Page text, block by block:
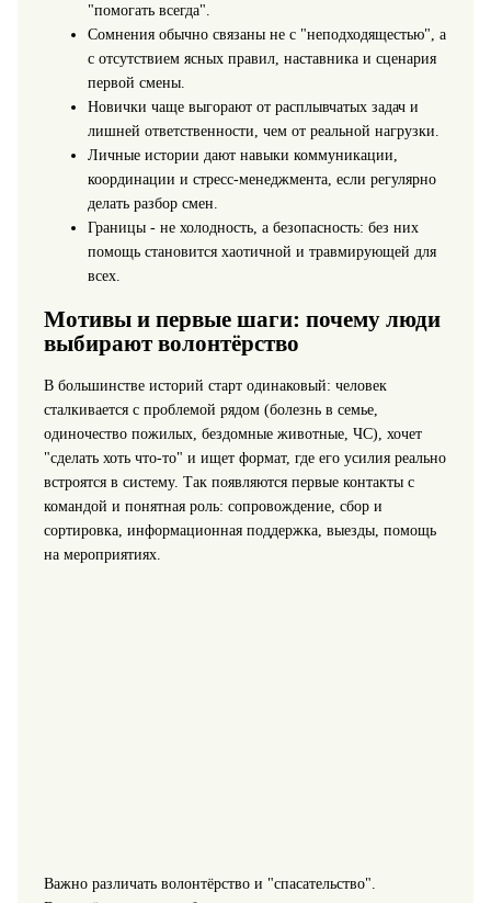
"помогать всегда".
Сомнения обычно связаны не с "неподходящестью", а
с отсутствием ясных правил, наставника и сценария
первой смены.
Новички чаще выгорают от расплывчатых задач и
лишней ответственности, чем от реальной нагрузки.
Личные истории дают навыки коммуникации,
координации и стресс-менеджмента, если регулярно
делать разбор смен.
Границы - не холодность, а безопасность: без них
помощь становится хаотичной и травмирующей для
всех.
Мотивы и первые шаги: почему люди
выбирают волонтёрство
В большинстве историй старт одинаковый: человек
сталкивается с проблемой рядом (болезнь в семье,
одиночество пожилых, бездомные животные, ЧС), хочет
"сделать хоть что-то" и ищет формат, где его усилия реально
встроятся в систему. Так появляются первые контакты с
командой и понятная роль: сопровождение, сбор и
сортировка, информационная поддержка, выезды, помощь
на мероприятиях.
Важно различать волонтёрство и "спасательство".